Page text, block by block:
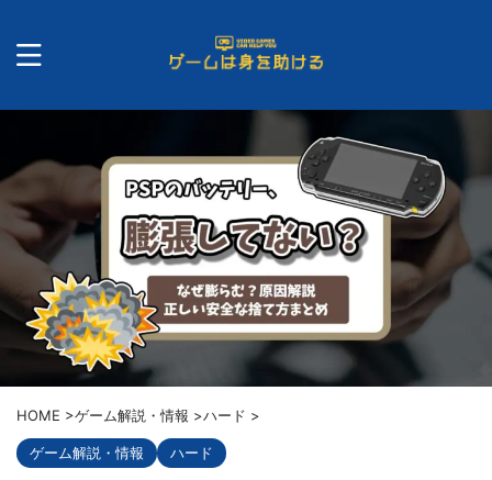
HOME >ゲーム解説・情報 >ハード >
ゲーム解説・情報 ハード